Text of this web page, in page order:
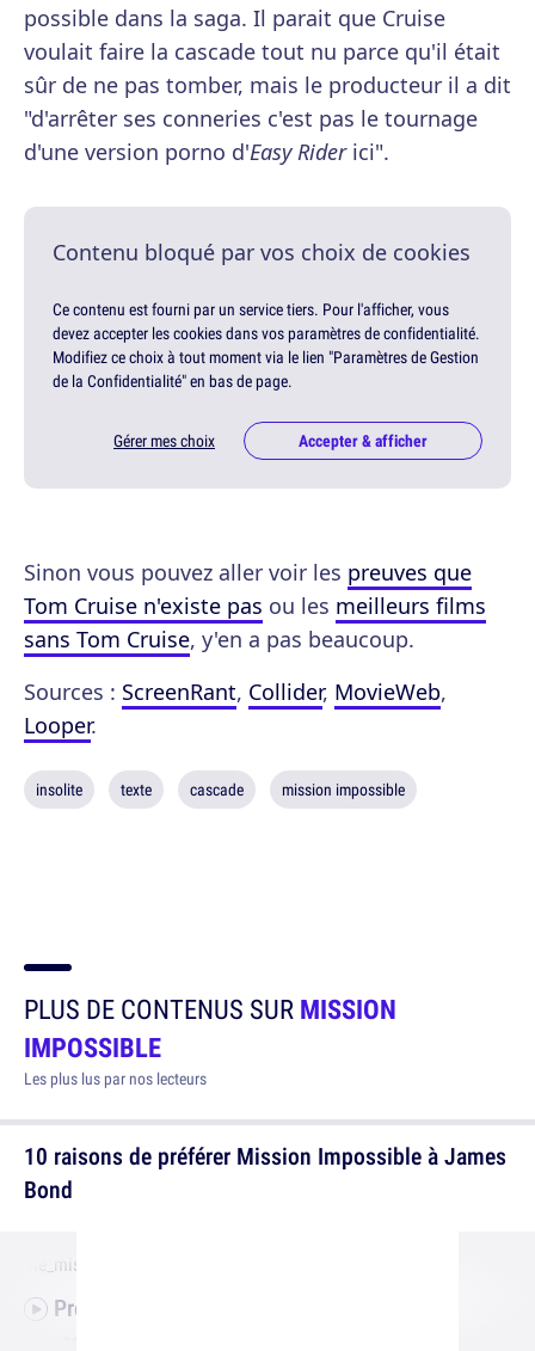
possible dans la saga. Il parait que Cruise
voulait faire la cascade tout nu parce qu'il était
sûr de ne pas tomber, mais le producteur il a dit
"d'arrêter ses conneries c'est pas le tournage
d'une version porno d'Easy Riderici".
Contenu bloqué par vos choix de cookies
Ce contenu est fourni par un service tiers. Pour l'afficher, vous
devez accepter les cookies dans vos paramètres de confidentialité.
Modifiez ce choix à tout moment via le lien "Paramètres de Gestion
de la Confidentialité" en bas de page.
Gérer mes choix Accepter & afficher
Sinon vous pouvez aller voir les preuves que
Tom Cruise n'existe pas ou les meilleurs films
sans Tom Cruise, y'en a pas beaucoup.
Sources : ScreenRant, Collider, MovieWeb,
Looper.
insolite texte cascade mission impossible
PLUS DE CONTENUS SURMISSION
IMPOSSIBLE
Les plus lus par nos lecteurs
10 raisons de préférer Mission Impossible à James
Bond